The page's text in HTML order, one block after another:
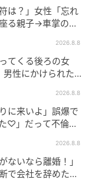
は？」女性「忘れ
る親子→車掌の注
2026.8.8
てくる後ろの女
性にかけられた驚
2026.8.8
に来いよ」誤爆で
♡」だって不倫相
2026.8.8
ないなら離婚！」
で会社を辞めた元